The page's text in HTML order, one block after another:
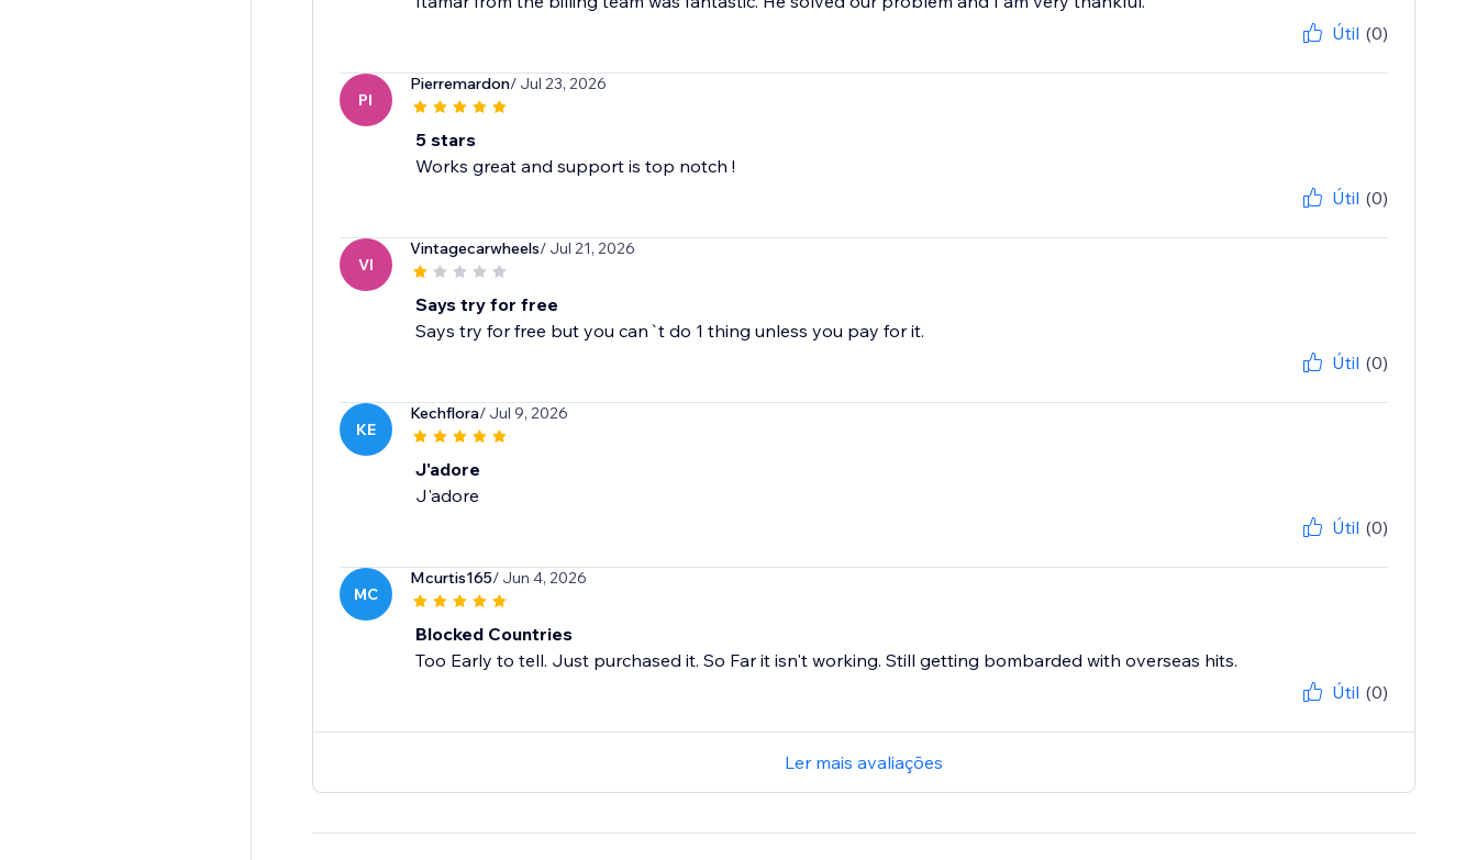
Útil (0)
PI
Pierremardon/ Jul 23, 2026
5 stars
Works great and support is top notch !
Útil (0)
VI
Vintagecarwheels/ Jul 21, 2026
Says try for free
Says try for free but you can`t do 1 thing unless you pay for it.
Útil (0)
KE
Kechflora/ Jul 9, 2026
J'adore
J'adore
Útil (0)
MC
Mcurtis165/ Jun 4, 2026
Blocked Countries
Too Early to tell. Just purchased it. So Far it isn't working. Still getting bombarded with overseas hits.
Útil (0)
Ler mais avaliações